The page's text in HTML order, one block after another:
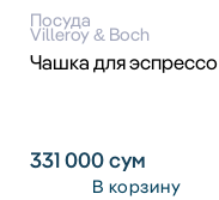
Посуда
Villeroy & Boch
Чашка для эспрессо
331 000сум
В корзину